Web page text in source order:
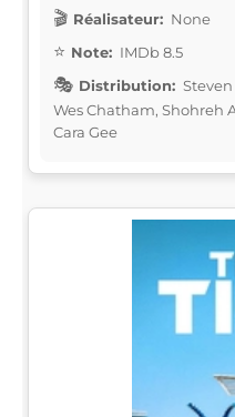
Réalisateur: None
Note: IMDb 8.5
Distribution:
Wes Chatham, Shohreh
Cara Gee